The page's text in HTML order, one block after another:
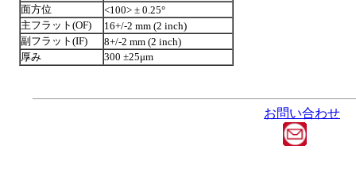
面方位
<100> ± 0.25°
主フラット(OF)
16+/-2 mm (2 inch)
副フラット(IF)
8+/-2 mm (2 inch)
厚み
300 ±25μm
お問い合わせ